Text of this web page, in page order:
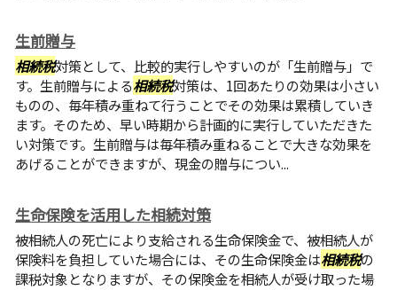
生前贈与
相続税対策として、比較的実行しやすいのが「生前贈与」で
す。生前贈与による相続税対策は、1回あたりの効果は小さい
ものの、毎年積み重ねて行うことでその効果は累積していき
ます。そのため、早い時期から計画的に実行していただきた
い対策です。生前贈与は毎年積み重ねることで大きな効果を
あげることができますが、現金の贈与につい...
生命保険を活用した相続対策
被相続人の死亡により支給される生命保険金で、被相続人が
保険料を負担していた場合には、その生命保険金は相続税の
課税対象となりますが、その保険金を相続人が受け取った場